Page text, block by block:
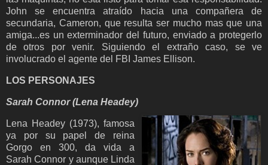
John se encuentra atraído hacia una compañera de
secundaria, Cameron, que resulta ser mucho mas que una
amiga...es un exterminador del futuro, enviado a protegerlo
de otros por venir. Siguiendo el extraño caso, se ve
involucrado el agente del FBI James Ellison.
LOS PERSONAJES
Sarah Connor (Lena Headey)
Lena Headey (1973), famosa
ya por su papel de reina
Gorgo en 300, da vida a
Sarah Connor y aunque Linda